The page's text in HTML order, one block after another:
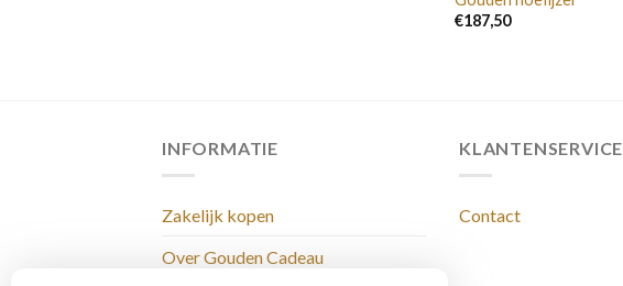
€187,50
INFORMATIE
Zakelijk kopen
Over Gouden Cadeau
KLANTENSERVICE
Contact